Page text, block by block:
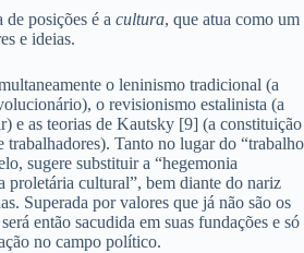
de posições é a cultura, que atua como um
e ideias.
o leninismo tradicional (a
o revisionismo estalinista (a
e as teorias de Kautsky [9] (a constituição
trabalhadores). Tanto no lugar do “trabalho
sugere substituir a “hegemonia
proletária cultural”, bem diante do nariz
Superada por valores que já não são os
então sacudida em suas fundações e só
no campo político.